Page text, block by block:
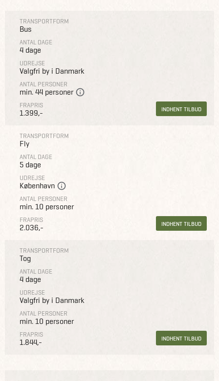
TRANSPORTFORM
Bus
ANTAL DAGE
4 dage
UDREJSE
Valgfri by i Danmark
ANTAL PERSONER
min. 44 personer
FRAPRIS
1.399,- INDHENT TILBUD
TRANSPORTFORM
Fly
ANTAL DAGE
5 dage
UDREJSE
København
ANTAL PERSONER
min. 10 personer
FRAPRIS
2.036,- INDHENT TILBUD
TRANSPORTFORM
Tog
ANTAL DAGE
4 dage
UDREJSE
Valgfri by i Danmark
ANTAL PERSONER
min. 10 personer
FRAPRIS
1.844,- INDHENT TILBUD